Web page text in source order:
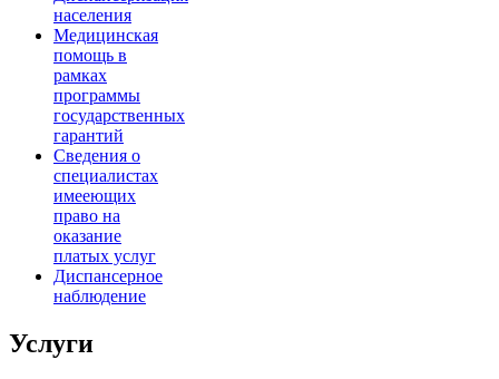
населения
Медицинская
помощь в
рамках
программы
государственных
гарантий
Сведения о
специалистах
имееющих
право на
оказание
платых услуг
Диспансерное
наблюдение
Услуги